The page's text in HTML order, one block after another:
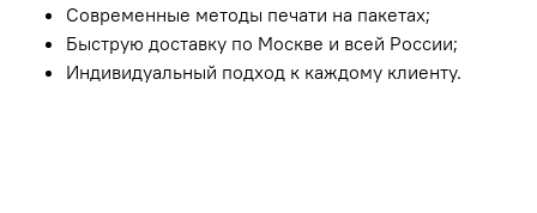
Современные методы печати на пакетах;
Быструю доставку по Москве и всей России;
Индивидуальный подход к каждому клиенту.